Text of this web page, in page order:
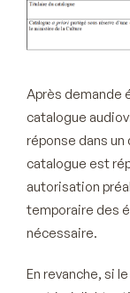
Après demande
catalogue
réponse dans un
catalogue est
autorisation
temporaire des
nécessaire.
En revanche, si